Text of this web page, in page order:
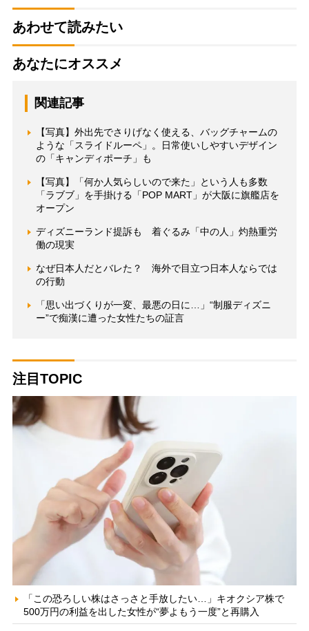
あわせて読みたい
あなたにオススメ
関連記事
【写真】外出先でさりげなく使える、バッグチャームの
ような「スライドルーペ」。日常使いしやすいデザイン
の「キャンディポーチ」も
【写真】「何か人気らしいので来た」という人も多数
「ラブブ」を手掛ける「POP MART」が大阪に旗艦店を
オープン
ディズニーランド提訴も 着ぐるみ「中の人」灼熱重労
働の現実
なぜ日本人だとバレた？ 海外で目立つ日本人ならでは
の行動
「思い出づくりが一変、最悪の日に…」“制服ディズニ
ー”で痴漢に遭った女性たちの証言
注目TOPIC
「この恐ろしい株はさっさと手放したい…」キオクシア株で
500万円の利益を出した女性が“夢よもう一度”と再購入